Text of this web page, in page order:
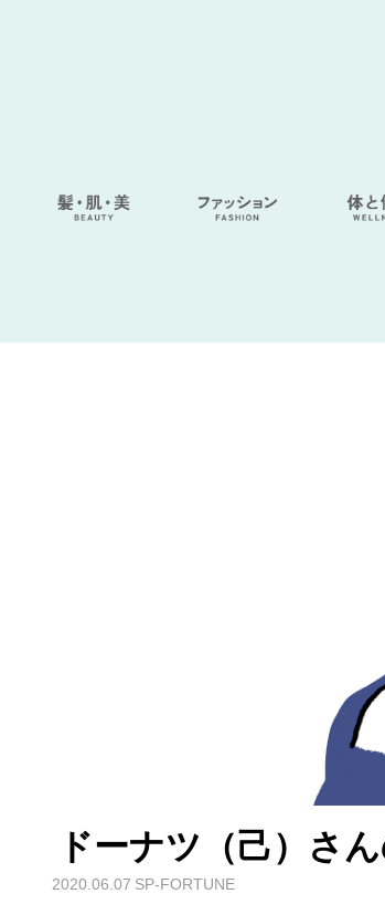
ドーナツ（己）さ
2020.06.07 SP-FORTUNE